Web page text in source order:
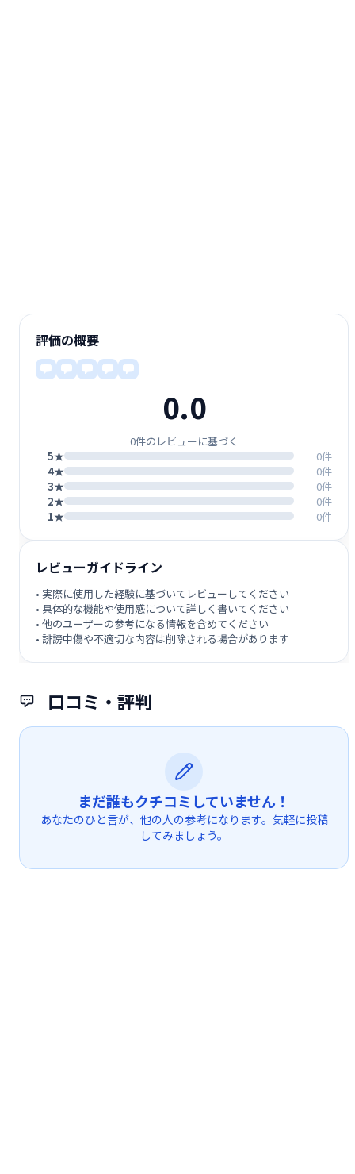
口コミ・評判
まだ誰もクチコミしていません！
あなたのひと言が、他の人の参考になります。気軽に投稿
してみましょう。
評価の概要
0.0
0件のレビューに基づく
5★
0件
4★
0件
3★
0件
2★
0件
1★
0件
レビューガイドライン
• 実際に使用した経験に基づいてレビューしてください
• 具体的な機能や使用感について詳しく書いてください
• 他のユーザーの参考になる情報を含めてください
• 誹謗中傷や不適切な内容は削除される場合があります